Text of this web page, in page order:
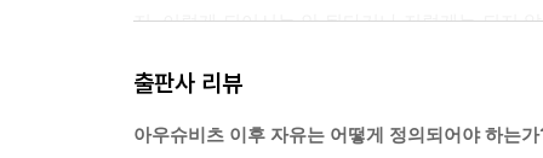
역사에서 자유의 부재 | 개인적 자유, 사회적 부
지, 이렇게 되어서는 안 된다거나 저렇게는 되지
즉 모든 현실적인 것이 정신과 같아짐에 따라서,
적 사유의 경향, 곧 현실과 가능성을 등치시키고,
출판사 리뷰
아우슈비츠 이후 자유는 어떻게 정의되어야 하는